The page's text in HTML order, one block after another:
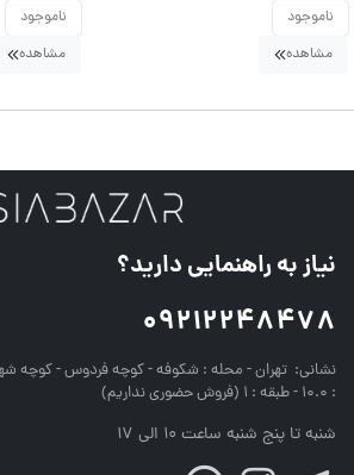
ناموجود
مشاهده
ناموجود
مشاهده
نیاز به راهنمایی دارید؟
09212248478
نشانی: تهران - محله : شکوفه - کوچه فردوس - کوچه
: 10.0 - طبقه : 1 (فروش حضوری نداریم)
شنبه تا پنج شنبه ساعت 10 الی 17